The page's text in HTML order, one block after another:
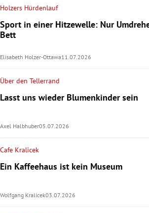
Holzers Hürdenlauf
Sport in einer Hitzewelle: Nur
Bett
Elisabeth Holzer-Ottawa11.07.2026
Über den Tellerrand
Lasst uns wieder Blumenkinder sein
Axel Halbhuber05.07.2026
Cafe Kralicek
Ein Kaffeehaus ist kein Museum
Wolfgang Kralicek03.07.2026